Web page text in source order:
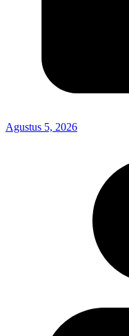
Agustus 5, 2026